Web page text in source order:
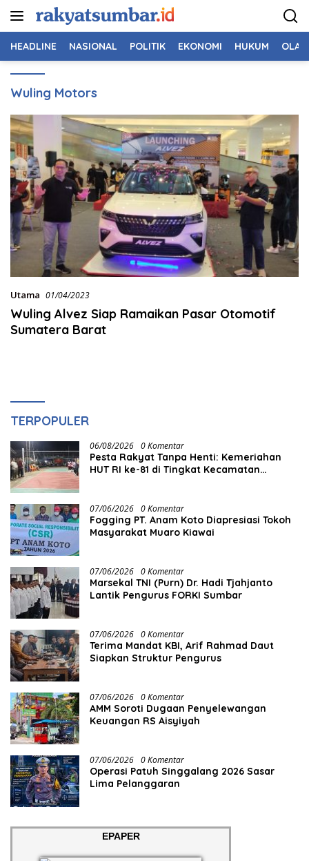
HEADLINE NASIONAL POLITIK EKONOMI HUKUM
Wuling Motors
Utama 01/04/2023
Wuling Alvez Siap Ramaikan Pasar Otomotif
Sumatera Barat
TERPOPULER
06/08/2026 0 Komentar
Pesta Rakyat Tanpa Henti: Kemeriahan
HUT RI ke-81 di Tingkat Kecamatan
07/06/2026 0 Komentar
Fogging PT. Anam Koto Diapresiasi Tokoh
07/06/2026 0 Komentar
Marsekal TNI (Purn) Dr. Hadi Tjahjanto
Lantik Pengurus FORKI Sumbar
07/06/2026 0 Komentar
Terima Mandat KBI, Arif Rahmad Daut
Siapkan Struktur Pengurus
07/06/2026 0 Komentar
AMM Soroti Dugaan Penyelewangan
Keuangan RS Aisyiyah
07/06/2026 0 Komentar
Operasi Patuh Singgalang 2026 Sasar
Lima Pelanggaran
EPAPER